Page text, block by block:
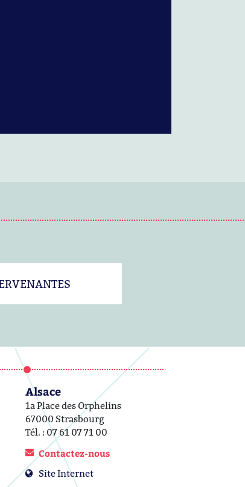
Alsace
1a Place des Orphelins
67000 Strasbourg
Tél. : 07 61 07 71 00
Contactez-nous
Site Internet